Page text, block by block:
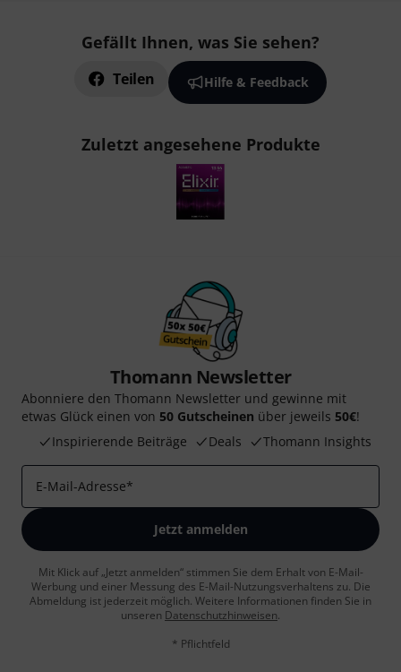
Gefällt Ihnen, was Sie sehen?
Teilen Hilfe & Feedback
Zuletzt angesehene Produkte
Thomann Newsletter
Abonniere den Thomann Newsletter und gewinne mit
etwas Glück einen von 50 Gutscheinen über jeweils 50€!
Inspirierende Beiträge
Deals Thomann Insights
E-Mail-Adresse*
Jetzt anmelden
Mit Klick auf „Jetzt anmelden“ stimmen Sie dem Erhalt von E-Mail-
Werbung und einer Messung des E-Mail-Nutzungsverhaltens zu. Die
Abmeldung ist jederzeit möglich. Weitere Informationen finden Sie in
unseren Datenschutzhinweisen.
* Pflichtfeld